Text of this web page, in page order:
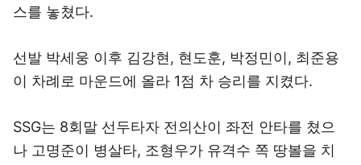
스를 놓쳤다.
선발 박세웅 이후 김강현, 현도훈, 박정민이, 최준용
이 차례로 마운드에 올라 1점 차 승리를 지켰다.
SSG는 8회말 선두타자 전의산이 좌전 안타를 쳤으
나 고명준이 병살타, 조형우가 유격수 쪽 땅볼을 치